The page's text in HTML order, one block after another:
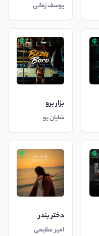
یوسف زمانی
بزار برو
شایان یو
دختر بندر
امیر عظیمی